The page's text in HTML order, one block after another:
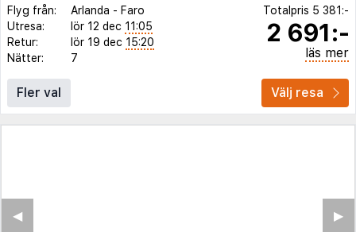
Flyg från: Arlanda - Faro
Utresa:
lör 12 dec 11:05
Retur:
lör 19 dec 15:20
Nätter:
7
Totalpris 5 381:-
2 691:-
läs mer
Fler val Välj resa
▶︎
◀︎